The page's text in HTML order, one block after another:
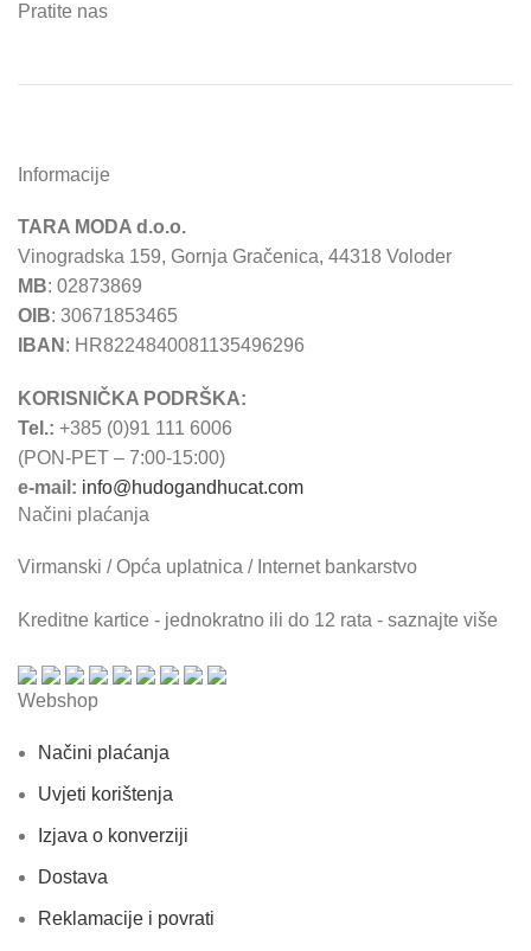
Pratite nas
Informacije
TARA MODA d.o.o.
Vinogradska 159, Gornja Gračenica, 44318 Voloder
MB: 02873869
OIB: 30671853465
IBAN : HR8224840081135496296
KORISNIČKA PODRŠKA:
Tel.: +385 (0)91 111 6006
(PON-PET – 7:00-15:00)
e-mail: info@hudogandhucat.com
Načini plaćanja
Virmanski / Opća uplatnica / Internet bankarstvo
Kreditne kartice - jednokratno ili do 12 rata - saznajte više
Webshop
Načini plaćanja
Uvjeti korištenja
Izjava o konverziji
Dostava
Reklamacije i povrati